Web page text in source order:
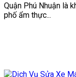
Quận Phú Nhuận là
phố ẩm thực...